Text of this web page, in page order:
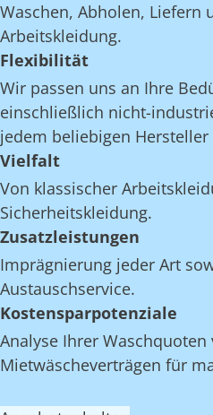
Waschen, Abholen, Liefern
Arbeitskleidung.
Flexibilität
Wir passen uns an Ihre
einschließlich nicht-
jedem beliebigen
Vielfalt
Von klassischer
Sicherheitskleidung.
Zusatzleistungen
Imprägnierung jeder Art
Austauschservice.
Kostensparpotenziale
Analyse Ihrer Waschquoten
Mietwäscheverträgen für